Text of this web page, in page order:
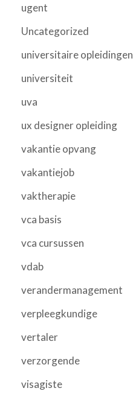
ugent
Uncategorized
universitaire opleidingen
universiteit
uva
ux designer opleiding
vakantie opvang
vakantiejob
vaktherapie
vca basis
vca cursussen
vdab
verandermanagement
verpleegkundige
vertaler
verzorgende
visagiste